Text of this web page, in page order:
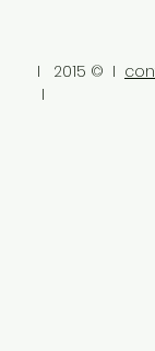
I 2015 © I
I